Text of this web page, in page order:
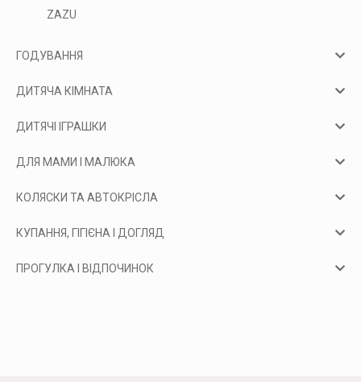
ZAZU
ГОДУВАННЯ
ДИТЯЧА КІМНАТА
ДИТЯЧІ ІГРАШКИ
ДЛЯ МАМИ І МАЛЮКА
КОЛЯСКИ ТА АВТОКРІСЛА
КУПАННЯ, ГІГІЄНА І ДОГЛЯД
ПРОГУЛКА І ВІДПОЧИНОК